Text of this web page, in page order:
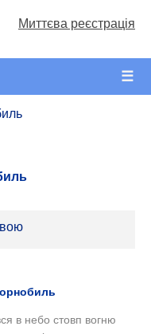
Миттєва реєстрація
☰
в небо стовп вогню